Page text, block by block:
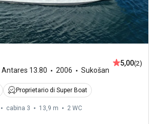
Antares 13.80 2006 Sukošan
5,00(2)
Proprietario di Super Boat
cabina 3 13,9 m 2 WC